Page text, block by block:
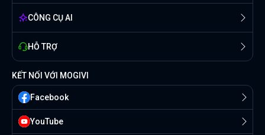
CÔNG CỤ AI
HỖ TRỢ
KẾT NỐI VỚI MOGIVI
Facebook
YouTube